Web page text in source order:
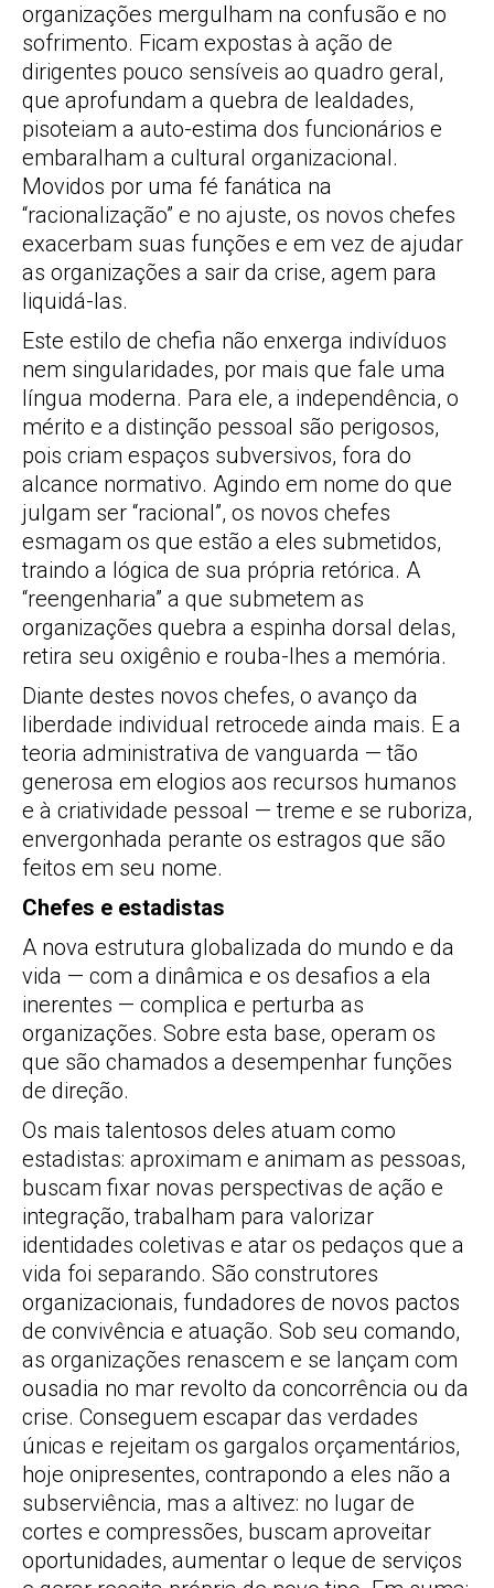
organizações mergulham na confusão e no
sofrimento. Ficam expostas à ação de
dirigentes pouco sensíveis ao quadro geral,
que aprofundam a quebra de lealdades,
pisoteiam a auto-estima dos funcionários e
embaralham a cultural organizacional.
Movidos por uma fé fanática na
“racionalização” e no ajuste, os novos chefes
exacerbam suas funções e em vez de ajudar
as organizações a sair da crise, agem para
liquidá-las.
Este estilo de chefia não enxerga indivíduos
nem singularidades, por mais que fale uma
língua moderna. Para ele, a independência, o
mérito e a distinção pessoal são perigosos,
pois criam espaços subversivos, fora do
alcance normativo. Agindo em nome do que
julgam ser “racional”, os novos chefes
esmagam os que estão a eles submetidos,
traindo a lógica de sua própria retórica. A
“reengenharia” a que submetem as
organizações quebra a espinha dorsal delas,
retira seu oxigênio e rouba-lhes a memória.
Diante destes novos chefes, o avanço da
liberdade individual retrocede ainda mais. E a
teoria administrativa de vanguarda — tão
generosa em elogios aos recursos humanos
e à criatividade pessoal — treme e se ruboriza,
envergonhada perante os estragos que são
feitos em seu nome.
Chefes e estadistas
A nova estrutura globalizada do mundo e da
vida — com a dinâmica e os desafios a ela
inerentes — complica e perturba as
organizações. Sobre esta base, operam os
que são chamados a desempenhar funções
de direção.
Os mais talentosos deles atuam como
estadistas: aproximam e animam as pessoas,
buscam fixar novas perspectivas de ação e
integração, trabalham para valorizar
identidades coletivas e atar os pedaços que a
vida foi separando. São construtores
organizacionais, fundadores de novos pactos
de convivência e atuação. Sob seu comando,
as organizações renascem e se lançam com
ousadia no mar revolto da concorrência ou da
crise. Conseguem escapar das verdades
únicas e rejeitam os gargalos orçamentários,
hoje onipresentes, contrapondo a eles não a
subserviência, mas a altivez: no lugar de
cortes e compressões, buscam aproveitar
oportunidades, aumentar o leque de serviços